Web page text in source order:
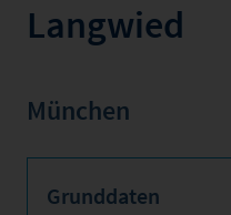
Langwied
München
Grunddaten